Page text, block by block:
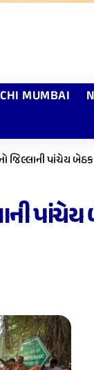
MUMBAI
જિલ્લાની પાંચેય